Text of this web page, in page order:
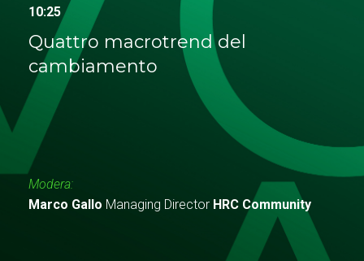
10:25
Quattro macrotrend del
cambiamento
Modera:
Marco Gallo Managing Director HRC Community